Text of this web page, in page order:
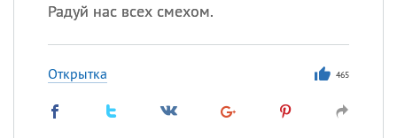
Радуй нас всех смехом.
Открытка 465